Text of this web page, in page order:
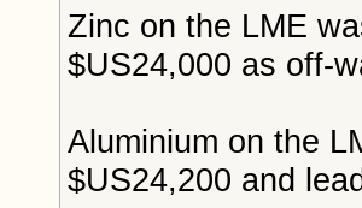
Zinc on the LME
$US24,000 as off-
Aluminium on the
$US24,200 and